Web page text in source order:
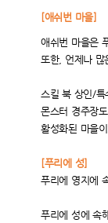
[애쉬번 마을]
애쉬번 마을은
또한, 언제나 많
스킬 북 상인/
몬스터 경주장
활성화된 마을
[푸리에 성]
푸리에 영지에
푸리에 성에 속